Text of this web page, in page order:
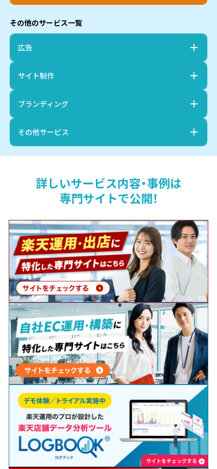
その他のサービス一覧
広告
サイト制作
ブランディング
その他サービス
詳しいサービス内容・事例は
専門サイトで公開！